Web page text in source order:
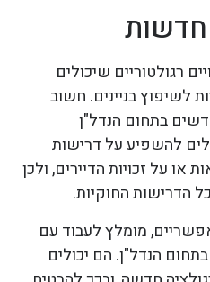
חדשות
שינויים רגולטוריים שיכולים
לשיפוץ בניינים. חשוב
בתחום הנדל"ן
להשפיע על דרישות
או על זכויות הדיירים, ולכן
הדרישות החוקיות.
מומלץ לעבוד עם
הנדל"ן. הם יכולים